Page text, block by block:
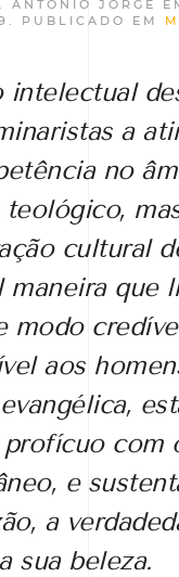
ANTÓNIO JORGE
. PUBLICADO EM
intelectual
a
no
cultural
maneira que
modo
aos
com
e
a
sua beleza.